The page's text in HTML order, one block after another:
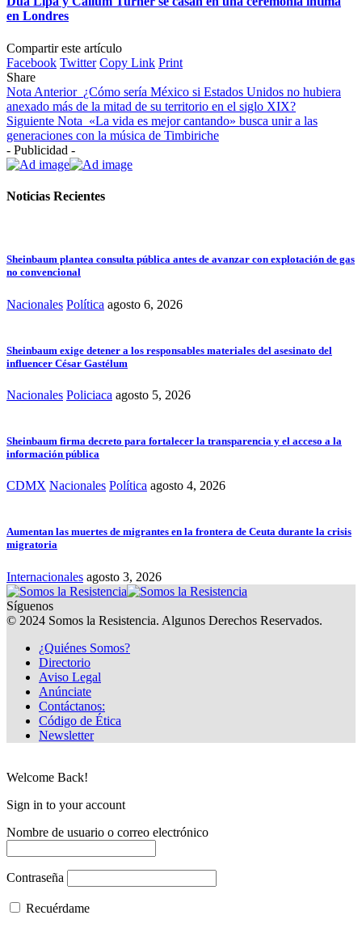
en Londres
Compartir este artículo
Facebook Twitter Copy Link Print
Share
Nota Anterior ¿Cómo sería México si Estados Unidos no hubiera
anexado más de la mitad de su territorio en el siglo XIX?
Siguiente Nota «La vida es mejor cantando» busca unir a las
generaciones con la música de Timbiriche
- Publicidad -
Noticias Recientes
Sheinbaum plantea consulta pública antes de avanzar con explotación de gas
no convencional
Nacionales Política agosto 6, 2026
Sheinbaum exige detener a los responsables materiales del asesinato del
influencer César Gastélum
Nacionales Policiaca agosto 5, 2026
Sheinbaum firma decreto para fortalecer la transparencia y el acceso a la
información pública
CDMX Nacionales Política agosto 4, 2026
Aumentan las muertes de migrantes en la frontera de Ceuta durante la crisis
migratoria
Internacionales agosto 3, 2026
Síguenos
© 2024 Somos la Resistencia. Algunos Derechos Reservados.
¿Quiénes Somos?
Directorio
Aviso Legal
Anúnciate
Contáctanos:
Código de Ética
Newsletter
Welcome Back!
Sign in to your account
Nombre de usuario o correo electrónico
Contraseña
Recuérdame